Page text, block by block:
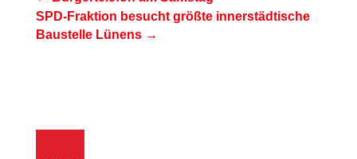
SPD-Fraktion besucht größte innerstädtische
Baustelle Lünens→